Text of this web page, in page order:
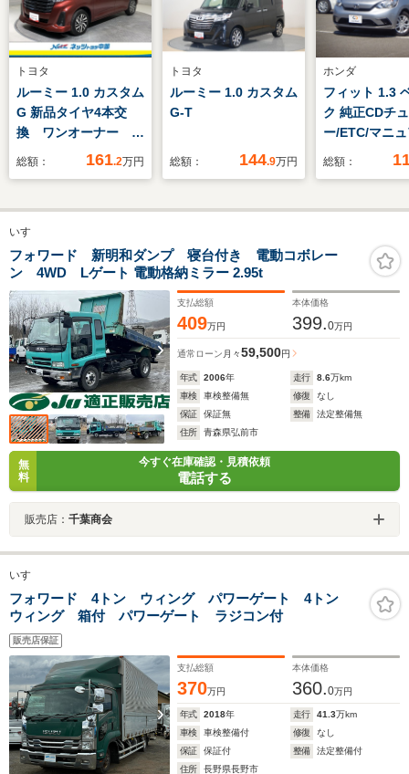
トヨタ
ルーミー 1.0 カスタム
G 新品タイヤ4本交
換 ワンオーナー ス
マートアシスト 車線
アルミホイール LED
ヘッドライト スマー
トキー2個 ETC
総額： 161.2万円
トヨタ
ルーミー 1.0 カスタム
G-T
総額： 144.9万円
ホンダ
フィット 1.3
ク 純正CDチ
ー/ETC/マニ
総額：
いすゞ
フォワード 新明和ダンプ 寝台付き 電動コボレー
ン 4WD Lゲート 電動格納ミラー 2.95t
支払総額
409万円
本体価格
399.0万円
通常ローン 月々59,500円
年式 2006年 走行 8.6万km
車検
車検整備無 修復
なし
保証
保証無 整備
法定整備無
住所
青森県弘前市
無
料
今すぐ在庫確認・見積依頼
電話する
販売店： 千葉商会
いすゞ
フォワード 4トン ウィング パワーゲート 4トン
ウィング 箱付 パワーゲート ラジコン付
販売店保証
支払総額
370万円
本体価格
360.0万円
年式 2018年 走行 41.3万km
車検
車検整備付 修復
なし
保証
保証付 整備
法定整備付
住所
長野県長野市